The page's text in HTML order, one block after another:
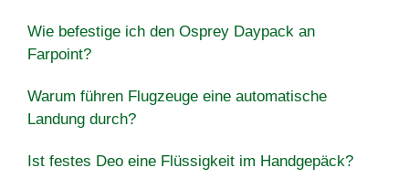
Wie befestige ich den Osprey Daypack an
Farpoint?
Warum führen Flugzeuge eine automatische
Landung durch?
Ist festes Deo eine Flüssigkeit im Handgepäck?